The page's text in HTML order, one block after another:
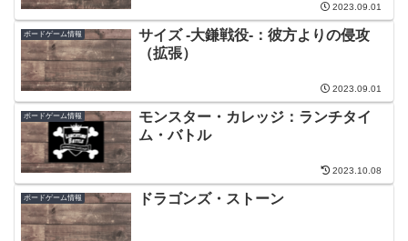
2023.09.01
ボードゲーム情報
サイズ -大鎌戦役-：彼方よりの侵攻
（拡張）
2023.09.01
ボードゲーム情報
モンスター・カレッジ：ランチタイ
ム・バトル
2023.10.08
ボードゲーム情報 ドラゴンズ・ストーン